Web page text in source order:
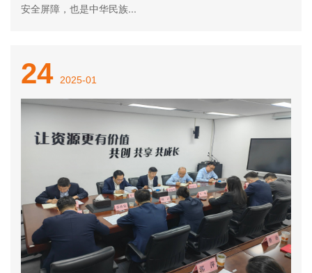
信息公开招标采购
安全屏障，也是中华民族...
24 2025-01